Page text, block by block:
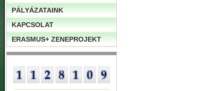
PÁLYÁZATAINK
KAPCSOLAT
ERASMUS+ ZENEPROJEKT